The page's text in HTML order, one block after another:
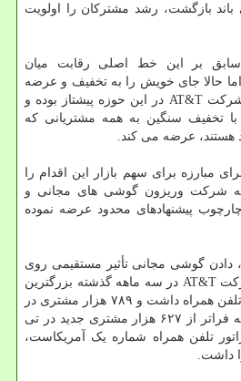
باند بازگشت، رشد مشترکان را اولویت
بر این خط اصلی رقابت میان
اما حالا جای خویش را به تخفیف و عرضه
مجانی گوشی داده است. شرکت AT&T در این حوزه پیشتاز بوده و
تخفیف سنگین به همه مشتریانی که
هستند، عرضه می کند.
مبارزه برای سهم بازار این اقدام را
شرکت وریزون گوشی های مجانی و
پیشنهادهای محدود عرضه نموده
گوشی مجانی تأثیر مستقیمی روی
رشد مشترکان داشته و شرکت AT&T در سه ماهه گذشته بزرگترین
رشد را در شمار مشترکان تلفن همراه داشت و ۷۸۹ هزار مشتری در
سه ماهه دوم اضافه کرد که فراتر از ۶۲۷ هزار مشتری جدید در تی
تلفن همراه شماره یک آمریکاست،
داشت.